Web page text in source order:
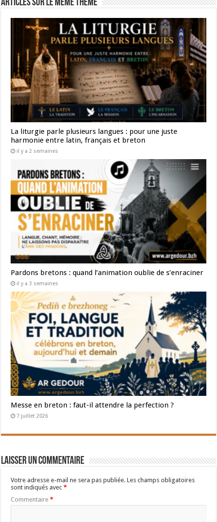
Articles sur le même thème
La liturgie parle plusieurs langues : pour une juste
harmonie entre latin, français et breton
il y a 2 semaines
Pardons bretons : quand l’animation oublie de s’enraciner
il y a 3 semaines
Messe en breton : faut-il attendre la perfection ?
7 juillet 2026
Laisser un commentaire
Votre adresse e-mail ne sera pas publiée. Les champs obligatoires
sont indiqués avec*
Commentaire*